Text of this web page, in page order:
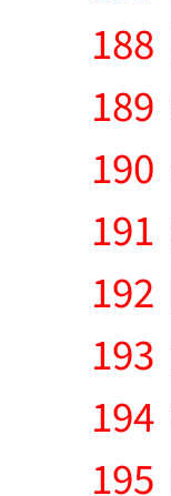
188
189
190
191
192
193
194
195